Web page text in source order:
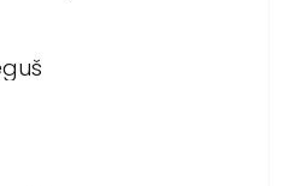
je 5 z 5 hviezdičiek.